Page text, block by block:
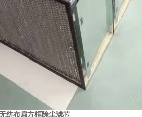
纺布扁方框除尘滤芯